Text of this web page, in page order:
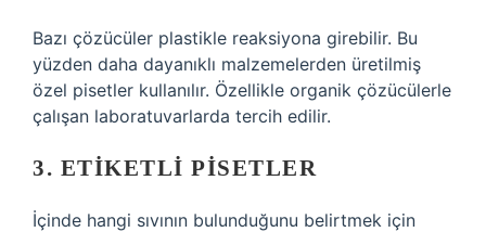
Bazı çözücüler plastikle reaksiyona girebilir. Bu
yüzden daha dayanıklı malzemelerden üretilmiş
özel pisetler kullanılır. Özellikle organik çözücülerle
çalışan laboratuvarlarda tercih edilir.
3. ETIKETLI PISETLER
İçinde hangi sıvının bulunduğunu belirtmek için